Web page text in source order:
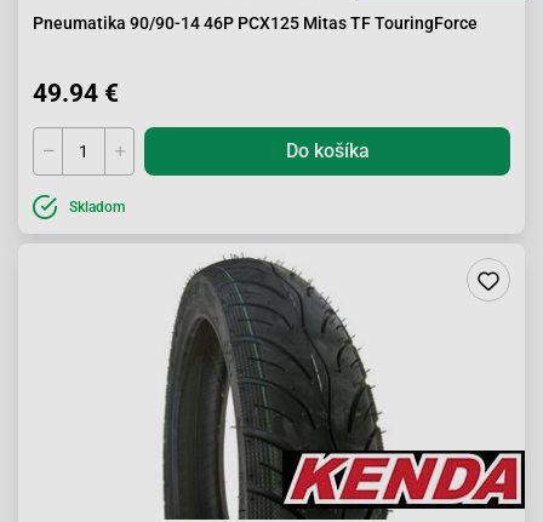
Pneumatika 90/90-14 46P PCX125 Mitas TF TouringForce
49.94 €
Do košíka
Skladom